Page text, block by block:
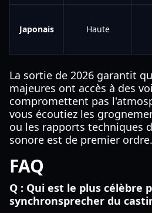
Japonais Haute
La sortie de 2026 garantit
majeures ont accès à des
compromettent pas
vous écoutiez les
ou les rapports techniques
sonore est de premier ordre.
FAQ
Q : Qui est le plus célèbre
synchronsprecher du